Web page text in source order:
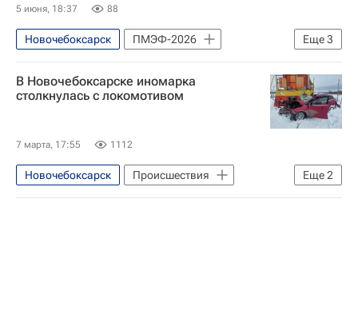
5 июня, 18:37 88
Еще3
Новочебоксарск
ПМЭФ-2026
Олег Николаев (политик)
Михаил Осеевский
Чебоксары
В Новочебоксарске иномарка
столкнулась с локомотивом
7 марта, 17:55 1112
Еще2
Новочебоксарск
Происшествия
Горьковская железная дорога